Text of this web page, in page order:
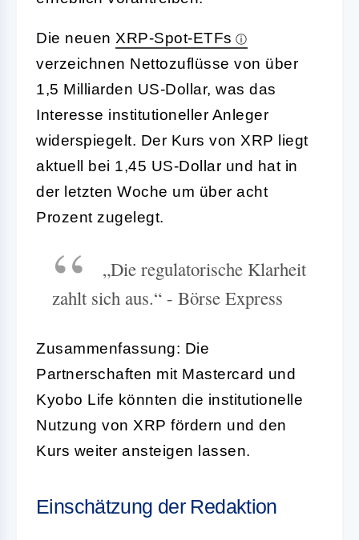
Die neuen XRP-Spot-ETFs
verzeichnen Nettozuflüsse von über
1,5 Milliarden US-Dollar, was das
Interesse institutioneller Anleger
widerspiegelt. Der Kurs von XRP liegt
aktuell bei 1,45 US-Dollar und hat in
der letzten Woche um über acht
Prozent zugelegt.
„Die regulatorische Klarheit
zahlt sich aus.“ - Börse Express
Zusammenfassung: Die
Partnerschaften mit Mastercard und
Kyobo Life könnten die institutionelle
Nutzung von XRP fördern und den
Kurs weiter ansteigen lassen.
Einschätzung der Redaktion